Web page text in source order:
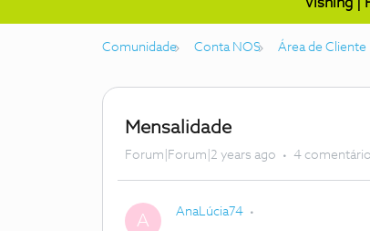
Comunidade Conta NOS Área de Cliente
Mensalidade
Forum|Forum|2 years ago 4
A AnaLúcia74